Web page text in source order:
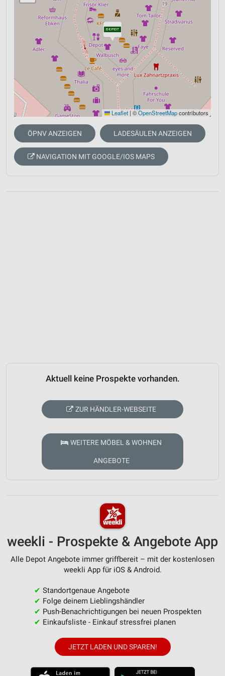
Leaflet | ©OpenStreetMapcontributors
ÖPNV ANZEIGEN LADESÄULEN ANZEIGEN
NAVIGATION MIT GOOGLE/IOS MAPS
Aktuell keine Prospekte vorhanden.
ZUR HÄNDLER-WEBSEITE
WEITERE MÖBEL & WOHNEN
ANGEBOTE
weekli - Prospekte & Angebote App
Alle Depot Angebote immer griffbereit – mit der kostenlosen
weekli App für iOS & Android.
✔ Standortgenaue Angebote
✔ Folge deinem Lieblingshändler
✔ Push-Benachrichtigungen bei neuen Prospekten
✔ Einkaufsliste - Einkauf stressfrei planen
JETZT LADEN UND SPAREN!